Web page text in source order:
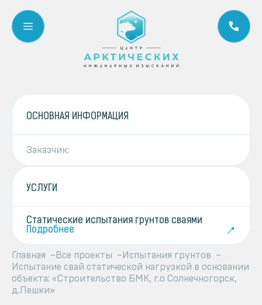
ГЛАВНАЯ
ПРОЕКТЫ
КОНТАКТЫ
БЛОГ
ЦЕНТРАЛЬНЫЙ ОФИС
+7(916)-616-02-20
ОСНОВНАЯ ИНФОРМАЦИЯ
Заказчик:
УСЛУГИ
Статические испытания грунтов сваями
Подробнее
Главная Все проекты
Испытания грунтов
Испытание свай статической нагрузкой в основании
объекта: «Строительство БМК, г.о Солнечногорск,
д.Пешки»